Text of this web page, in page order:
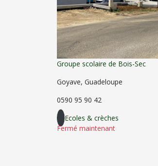
Groupe scolaire de Bois-Sec
Goyave, Guadeloupe
0590 95 90 42
Ecoles & crèches
Fermé maintenant